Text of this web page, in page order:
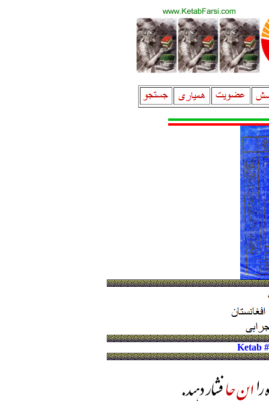
Ketab